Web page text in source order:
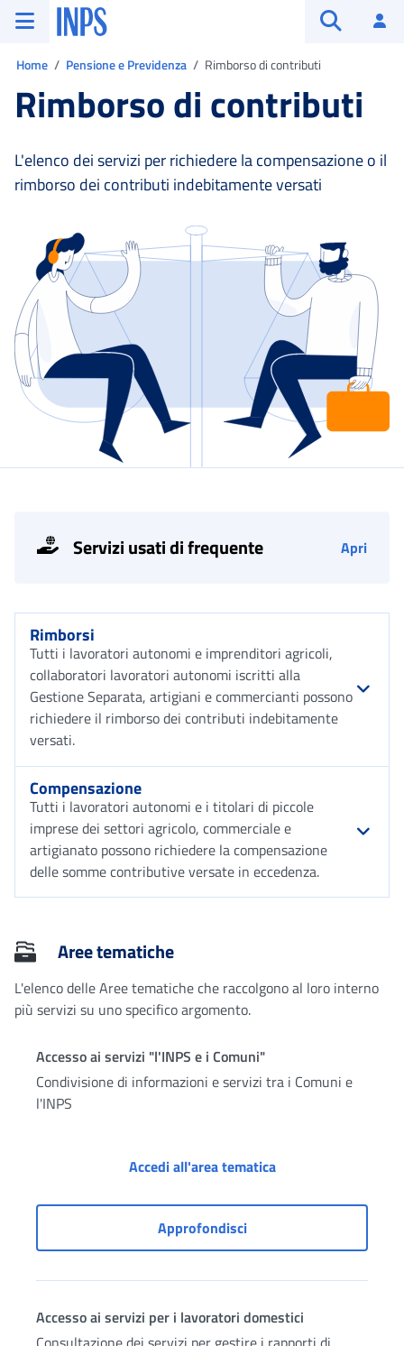
Vai al menu principale
Vai al contenuto principale
Vai al pie' di pagina
INPS ()
Home Pensione e Previdenza Rimborso di contributi
Rimborso di contributi
L'elenco dei servizi per richiedere la compensazione o il
rimborso dei contributi indebitamente versati
Rimborsi
Tutti i lavoratori autonomi e imprenditori agricoli,
collaboratori lavoratori autonomi iscritti alla
Gestione Separata, artigiani e commercianti possono
richiedere il rimborso dei contributi indebitamente
versati.
Compensazione
Tutti i lavoratori autonomi e i titolari di piccole
imprese dei settori agricolo, commerciale e
artigianato possono richiedere la compensazione
delle somme contributive versate in eccedenza.
Aree tematiche
L'elenco delle Aree tematiche che raccolgono al loro interno
più servizi su uno specifico argomento.
Accesso ai servizi "l'INPS e i Comuni"
Condivisione di informazioni e servizi tra i Comuni e
l'INPS
Accedi all'area tematicaAccesso ai servizi
ApprofondisciAccesso ai servizi
Accesso ai servizi per i lavoratori domestici
Servizi usati di frequente Apri